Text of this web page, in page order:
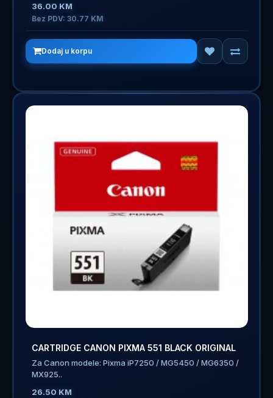
36.00 KM
Bez PDV: 30.77 KM
Dodaj u korpu
CARTRIDGE CANON PIXMA 551 BLACK ORIGINAL
Za Canon modele: Pixma iP7250 / MG5450 / MG6350 /
MX925..
26.50 KM